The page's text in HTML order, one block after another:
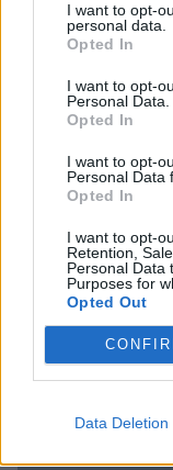
I want to opt-
personal data.
Opted In
I want to opt-
Personal Data.
Opted In
I want to opt-
Personal Data
Opted In
I want to opt-
Retention,
Personal Data
Purposes for
Opted Out
Data Deletion
Πελοπόννησος
ΚΝΕ:
30 Ιουνίου 2022